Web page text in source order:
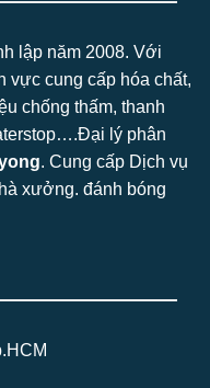
lập năm 2008. Với
vực cung cấp hóa chất,
chống thấm, thanh
lý phân
. Cung cấp Dịch vụ
xưởng. đánh bóng